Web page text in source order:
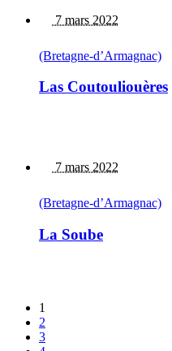
7 mars 2022
(Bretagne-d’Armagnac)
Las Coutouliouères
7 mars 2022
(Bretagne-d’Armagnac)
La Soube
1
2
3